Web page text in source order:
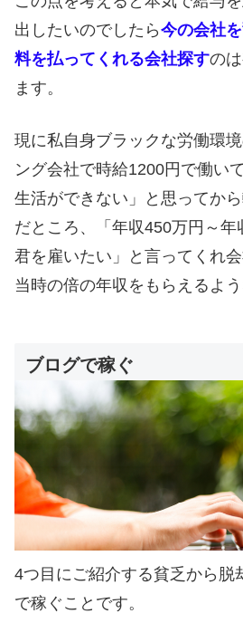
出したいのでしたら今の会社
料を払ってくれる会社探すの
ます。
現に私自身ブラックな労働環
ング会社で時給1200円で働い
生活ができない」と思ってか
だところ、「年収450万円～
君を雇いたい」と言ってくれ
当時の倍の年収をもらえるよう
ブログで稼ぐ
4つ目にご紹介する貧乏から脱
で稼ぐことです。